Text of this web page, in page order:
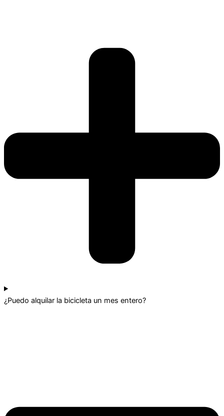
¿Puedo alquilar la bicicleta un mes entero?